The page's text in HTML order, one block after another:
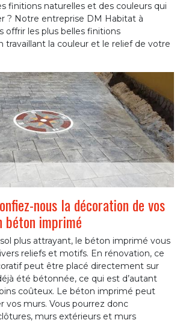
finitions naturelles et des couleurs qui
? Notre entreprise DM Habitat à
offrir les plus belles finitions
travaillant la couleur et le relief de votre
nous la décoration de vos
béton imprimé
plus attrayant, le béton imprimé vous
reliefs et motifs. En rénovation, ce
peut être placé directement sur
été bétonnée, ce qui est d’autant
coûteux. Le béton imprimé peut
vos murs. Vous pourrez donc
murs extérieurs et murs